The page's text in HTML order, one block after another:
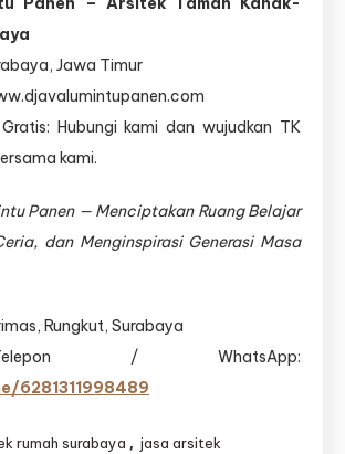
Jawa Timur
Hubungi kami dan wujudkan TK
kami.
Panen — Menciptakan Ruang Belajar
dan Menginspirasi Generasi Masa
Rungkut, Surabaya
/ WhatsApp:
6281311998489
rumah surabaya , jasa arsitek